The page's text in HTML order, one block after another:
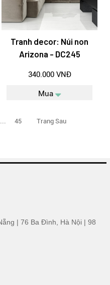
Tranh decor: Núi non
Arizona - DC245
340.000 VNĐ
Mua
45 Trang Sau
| 76 Ba Đình, Hà Nội | 98